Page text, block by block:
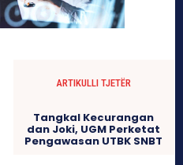
ARTIKULLI TJETËR
Tangkal Kecurangan
dan Joki, UGM Perketat
Pengawasan UTBK SNBT